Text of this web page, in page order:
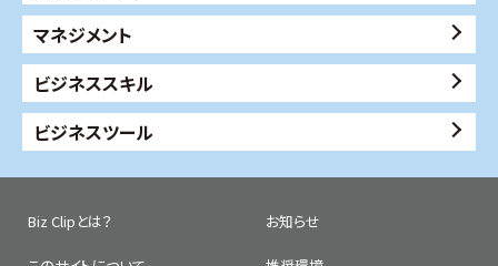
マネジメント
ビジネススキル
ビジネスツール
Biz Clipとは？ お知らせ